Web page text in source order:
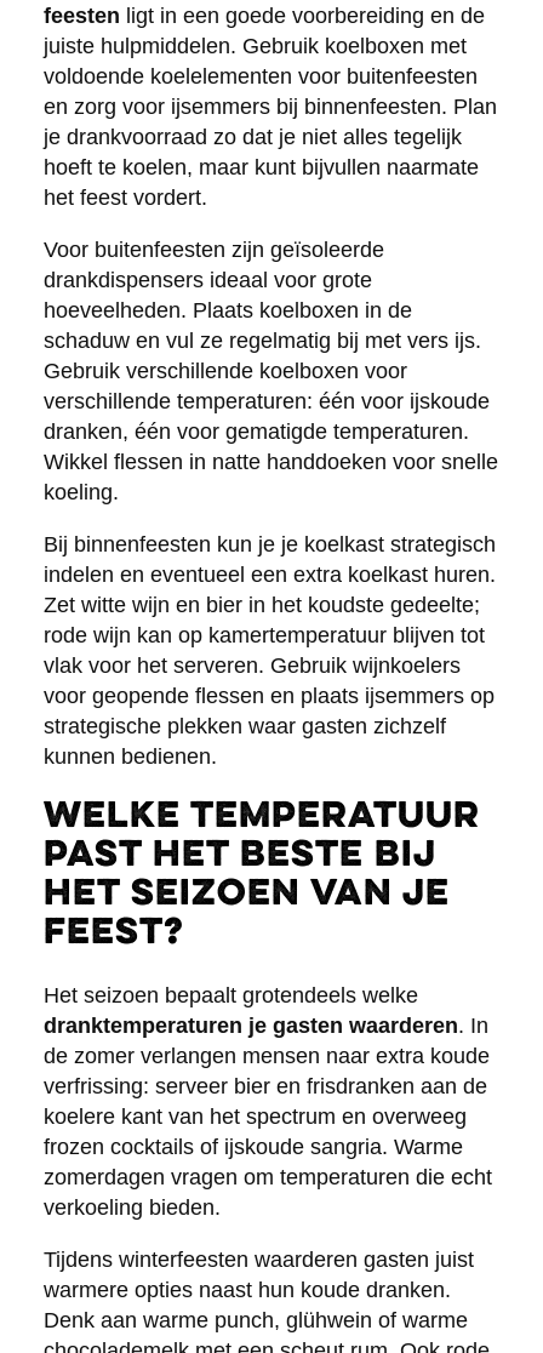
feesten ligt in een goede voorbereiding en de
juiste hulpmiddelen. Gebruik koelboxen met
voldoende koelelementen voor buitenfeesten
en zorg voor ijsemmers bij binnenfeesten. Plan
je drankvoorraad zo dat je niet alles tegelijk
hoeft te koelen, maar kunt bijvullen naarmate
het feest vordert.
Voor buitenfeesten zijn geïsoleerde
drankdispensers ideaal voor grote
hoeveelheden. Plaats koelboxen in de
schaduw en vul ze regelmatig bij met vers ijs.
Gebruik verschillende koelboxen voor
verschillende temperaturen: één voor ijskoude
dranken, één voor gematigde temperaturen.
Wikkel flessen in natte handdoeken voor snelle
koeling.
Bij binnenfeesten kun je je koelkast strategisch
indelen en eventueel een extra koelkast huren.
Zet witte wijn en bier in het koudste gedeelte;
rode wijn kan op kamertemperatuur blijven tot
vlak voor het serveren. Gebruik wijnkoelers
voor geopende flessen en plaats ijsemmers op
strategische plekken waar gasten zichzelf
kunnen bedienen.
Welke temperatuur
past het beste bij
het seizoen van je
feest?
Het seizoen bepaalt grotendeels welke
dranktemperaturen je gasten waarderen. In
de zomer verlangen mensen naar extra koude
verfrissing: serveer bier en frisdranken aan de
koelere kant van het spectrum en overweeg
frozen cocktails of ijskoude sangria. Warme
zomerdagen vragen om temperaturen die echt
verkoeling bieden.
Tijdens winterfeesten waarderen gasten juist
warmere opties naast hun koude dranken.
Denk aan warme punch, glühwein of warme